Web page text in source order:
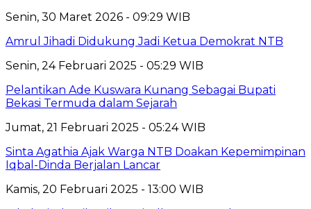
Senin, 30 Maret 2026 - 09:29 WIB
Amrul Jihadi Didukung Jadi Ketua Demokrat NTB
Senin, 24 Februari 2025 - 05:29 WIB
Pelantikan Ade Kuswara Kunang Sebagai Bupati
Bekasi Termuda dalam Sejarah
Jumat, 21 Februari 2025 - 05:24 WIB
Sinta Agathia Ajak Warga NTB Doakan Kepemimpinan
Iqbal-Dinda Berjalan Lancar
Kamis, 20 Februari 2025 - 13:00 WIB